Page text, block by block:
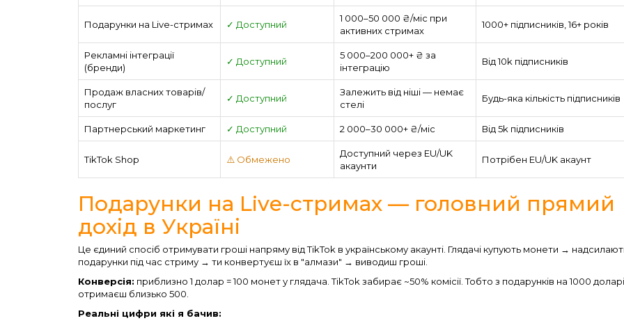
Подарунки на Live-стримах ✓ Доступний
1 000–50 000 ₴/міс при
активних стримах
1000+ підписників, 16+ років
Рекламні інтеграції
(бренди)
✓ Доступний
5 000–200 000+ ₴ за
інтеграцію
Від 10k підписників
Продаж власних товарів/
послуг
✓ Доступний
Залежить від ніші — немає
стелі
Будь-яка кількість підписників
Партнерський маркетинг ✓ Доступний 2 000–30 000+ ₴/міс Від 5k підписників
TikTok Shop ⚠️ Обмежено
Доступний через EU/UK
акаунти
Потрібен EU/UK акаунт
Подарунки на Live-стримах — головний прямий
дохід в Україні
Це єдиний спосіб отримувати гроші напряму від TikTok в українському акаунті. Глядачі купують монети →
подарунки під час стриму → ти конвертуєш їх в "алмази" → виводиш гроші.
Конверсія: приблизно 1 долар = 100 монет у глядача. TikTok забирає ~50% комісії. Тобто з подарунків на 1000
отримаєш близько 500.
Реальні цифри які я бачив: